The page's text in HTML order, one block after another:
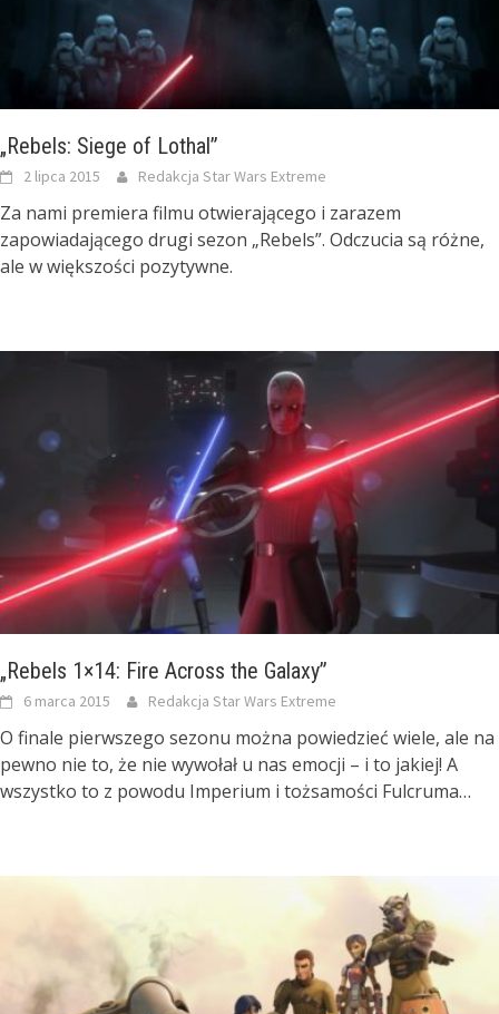
„Rebels: Siege of Lothal”
2 lipca 2015 Redakcja Star Wars Extreme
Za nami premiera filmu otwierającego i zarazem
zapowiadającego drugi sezon „Rebels”. Odczucia są różne,
ale w większości pozytywne.
„Rebels 1×14: Fire Across the Galaxy”
6 marca 2015 Redakcja Star Wars Extreme
O finale pierwszego sezonu można powiedzieć wiele, ale na
pewno nie to, że nie wywołał u nas emocji – i to jakiej! A
wszystko to z powodu Imperium i tożsamości Fulcruma…